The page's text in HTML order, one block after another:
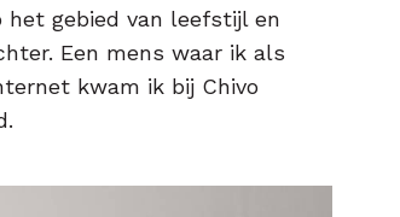
gebied van leefstijl en
Een mens waar ik als
kwam ik bij Chivo